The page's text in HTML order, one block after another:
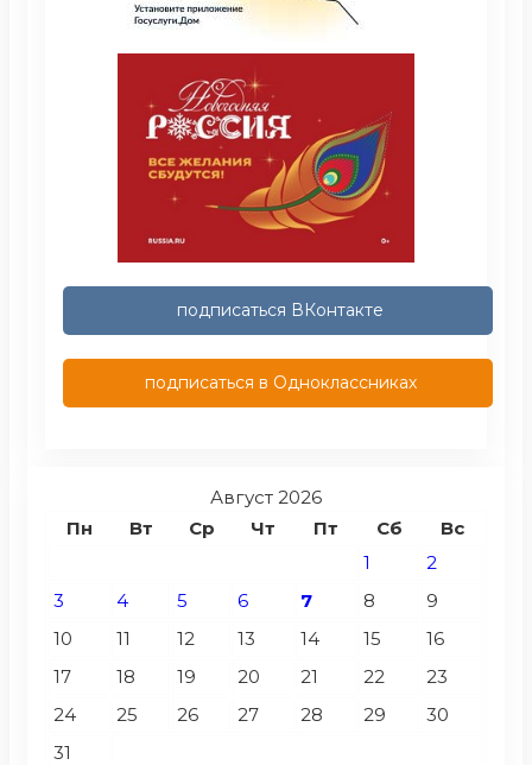
подписаться ВКонтакте
подписаться в Одноклассниках
Август 2026
Пн
Вт Ср Чт Пт Сб
Вс
1
2
3
4 5 6 7 8
9
10
11 12 13 14 15
16
17
18 19 20 21 22
23
24
25 26 27 28 29
30
31